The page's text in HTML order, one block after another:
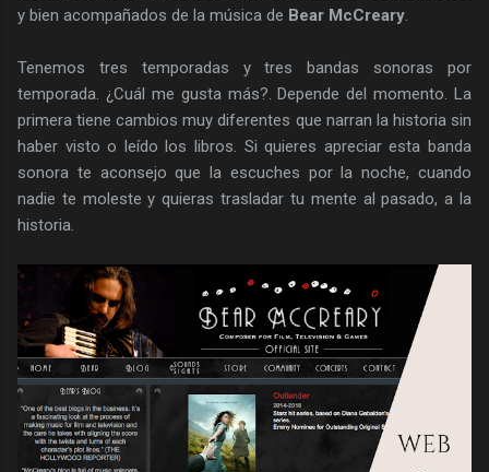
y bien acompañados de la música de Bear McCreary
Tenemos tres temporadas y tres bandas sonoras por
temporada. ¿Cuál me gusta más?. Depende del momento. La
primera tiene cambios muy diferentes que narran la historia sin
haber visto o leído los libros. Si quieres apreciar esta banda
sonora te aconsejo que la escuches por la noche, cuando
nadie te moleste y quieras trasladar tu mente al pasado, a la
historia.